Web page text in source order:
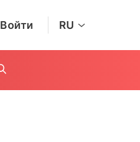
Войти RU